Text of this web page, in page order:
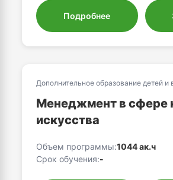
Подробнее
Дополнительное образование детей и
Менеджмент в сфере
искусства
Объем программы:1044 ак.ч
Срок обучения:-